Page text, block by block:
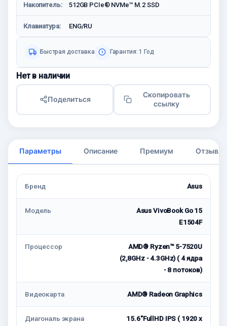
Накопитель: 512GB PCIe® NVMe™ M.2 SSD
Клавиатура: ENG/RU
Быстрая доставка Гарантия: 1 Год
Нет в наличии
Поделиться
Скопировать
ссылку
Параметры Описание Премиум Отзывы
Бренд Asus
Модель
Asus VivoBook Go 15
E1504F
Процессор
AMD® Ryzen™ 5-7520U
(2,8GHz - 4.3GHz) ( 4 ядра
- 8 потоков)
Видеокарта AMD® Radeon Graphics
Диагональ экрана
15.6"FullHD IPS ( 1920 x